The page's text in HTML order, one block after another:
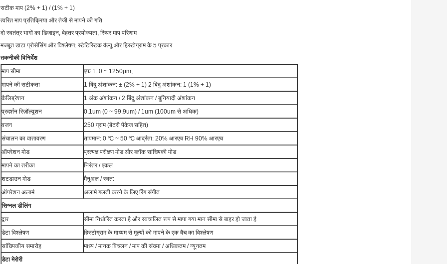
सटीक माप (2% + 1) / (1% + 1)
त्वरित माप प्रतिक्रिया और तेजी से मापने की गति
दो स्वतंत्र भागों का डिजाइन, बेहतर प्रयोज्यता, स्थिर माप परिणाम
मजबूत डाटा प्रोसेसिंग और विश्लेषण: स्टेटिस्टिक वैल्यू और हिस्टोग्राम के 5 प्रकार
तकनीकी विनिर्देश
माप सीमा
एफ 1: 0 ~ 1250μm,
मापने की सटीकता
1 बिंदु अंशांकन: ± (2% + 1) 2 बिंदु अंशांकन: 1 (1% + 1)
कैलिब्रेशन
1 अंक अंशांकन / 2 बिंदु अंशांकन / बुनियादी अंशांकन
प्रदर्शन रिज़ॉल्यूशन
0.1um (0 ~ 99.9um) / 1um (100um से अधिक)
वजन
250 ग्राम (बैटरी पैकेज सहित)
संचालन का वातावरण
तापमान: 0 ℃ ~ 50 ℃ आर्द्रता: 20% आरएच RH 90% आरएच
ऑपरेशन मोड
प्रत्यक्ष परीक्षण मोड और ब्लॉक सांख्यिकी मोड
मापने का तरीका
निरंतर / एकल
शटडाउन मोड
मैनुअल / स्वत:
ऑपरेशन अलार्म
अलार्म गलती करने के लिए रिंग संगीत
सिग्नल डीलिंग
द्वार
सीमा निर्धारित करता है और स्वचालित रूप से मापा गया मान सीमा से बाहर हो जाता है
डेटा विश्लेषण
हिस्टोग्राम के माध्यम से मूल्यों को मापने के एक बैच का विश्लेषण
सांख्यिकीय समारोह
माध्य / मानक विचलन / माप की संख्या / अधिकतम / न्यूनतम
डेटा मेरोरी